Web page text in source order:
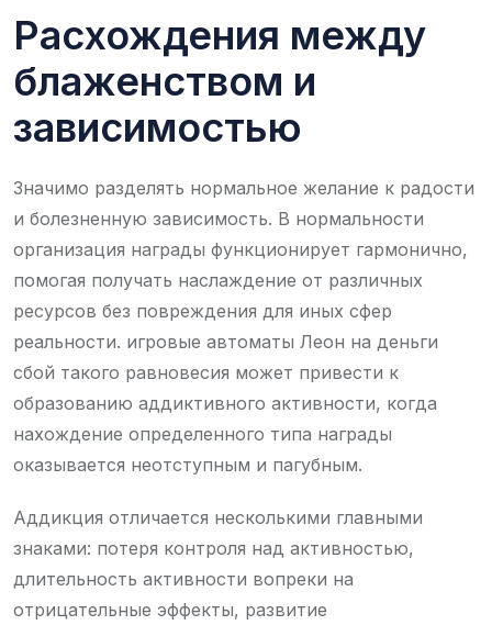
Расхождения между
блаженством и
зависимостью
Значимо разделять нормальное желание к радости
и болезненную зависимость. В нормальности
организация награды функционирует гармонично,
помогая получать наслаждение от различных
ресурсов без повреждения для иных сфер
реальности. игровые автоматы Леон на деньги
сбой такого равновесия может привести к
образованию аддиктивного активности, когда
нахождение определенного типа награды
оказывается неотступным и пагубным.
Аддикция отличается несколькими главными
знаками: потеря контроля над активностью,
длительность активности вопреки на
отрицательные эффекты, развитие